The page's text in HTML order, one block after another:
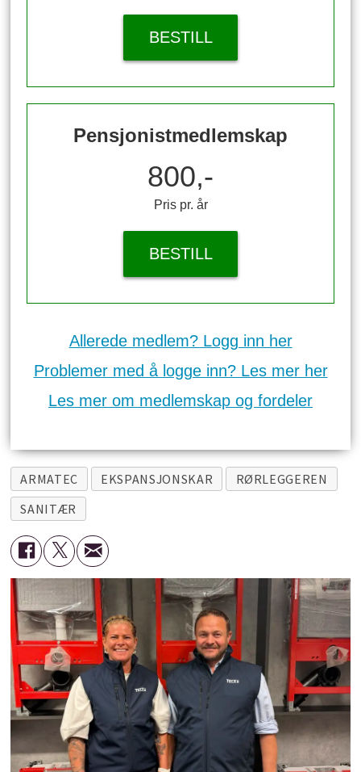
BESTILL
Pensjonistmedlemskap
800,-
Pris pr. år
BESTILL
Allerede medlem? Logg inn her
Problemer med å logge inn? Les mer her
Les mer om medlemskap og fordeler
ARMATEC EKSPANSJONSKAR
RØRLEGGEREN
SANITÆR